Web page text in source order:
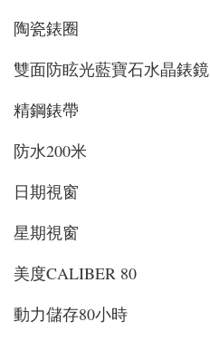
陶瓷錶圈
雙面防眩光藍寶石水晶錶鏡
精鋼錶帶
防水200米
日期視窗
星期視窗
美度CALIBER 80
動力儲存80小時